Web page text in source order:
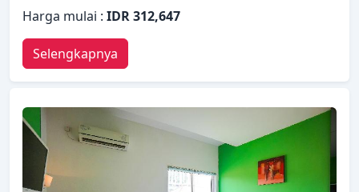
menawarkan standar pelayanan dan fasilitas yang
tinggi untuk memenuhi setiap kebutuhan semua
wisatawan. Manfaatkan layanan kamar 24 jam,
satpam 24 jam, toko serbaguna, resepsionis 24
jam, Wi-fi di tempat umum yang disediakan hotel.
Semua kamar dirancang dan didekorasi untuk
membuat tamu merasa seperti di rumah dan
beberapa kamar dilengkapi dengan handuk, ruang
penyimpanan pakaian, rak pakaian, toilet
tambahan, televisi layar datar. Hotel ini
Harga mulai : IDR 312,647
Selengkapnya